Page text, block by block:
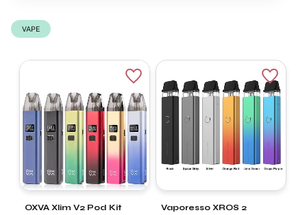
VAPE
OXVA Xlim V2 Pod Kit
Lägg till i favoriter
Vaporesso XROS 2
Lägg